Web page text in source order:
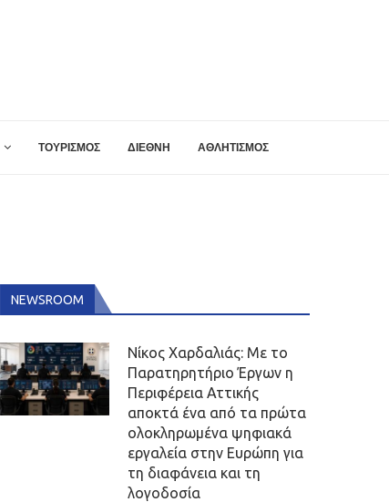
ΤΟΥΡΙΣΜΟΣ ΔΙΕΘΝΗ ΑΘΛΗΤΙΣΜΟΣ
NEWSROOM
Νίκος Χαρδαλιάς: Με το
Παρατηρητήριο Έργων η
Περιφέρεια Αττικής
αποκτά ένα από τα πρώτα
ολοκληρωμένα ψηφιακά
εργαλεία στην Ευρώπη για
τη διαφάνεια και τη
λογοδοσία